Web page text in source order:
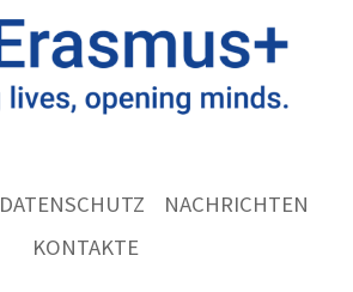
DATENSCHUTZ
NACHRICHTEN
KONTAKTE